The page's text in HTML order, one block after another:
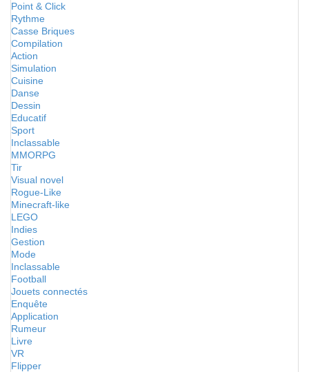
Point & Click
Rythme
Casse Briques
Compilation
Action
Simulation
Cuisine
Danse
Dessin
Educatif
Sport
Inclassable
MMORPG
Tir
Visual novel
Rogue-Like
Minecraft-like
LEGO
Indies
Gestion
Mode
Inclassable
Football
Jouets connectés
Enquête
Application
Rumeur
Livre
VR
Flipper